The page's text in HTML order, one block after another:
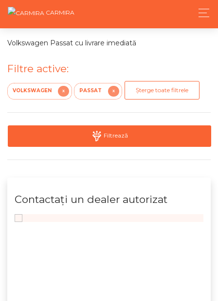
CARMIRA
Volkswagen Passat cu livrare imediată
Filtre active:
VOLKSWAGEN X PASSAT X Șterge toate filtrele
Filtrează
Contactaţi un dealer autorizat